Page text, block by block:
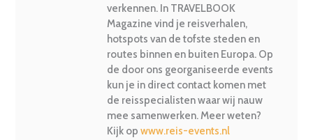
verkennen. In TRAVELBOOK
Magazine vind je reisverhalen,
hotspots van de tofste steden en
routes binnen en buiten Europa. Op
de door ons georganiseerde events
kun je in direct contact komen met
de reisspecialisten waar wij nauw
mee samenwerken. Meer weten?
Kijk op www.reis-events.nl